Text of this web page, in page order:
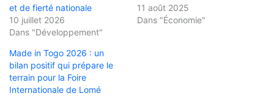
et de fierté nationale
10 juillet 2026
Dans "Développement"
11 août 2025
Dans "Économie"
Made in Togo 2026 : un
bilan positif qui prépare le
terrain pour la Foire
Internationale de Lomé